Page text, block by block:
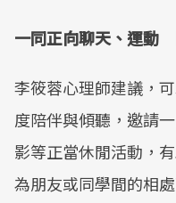
一同正向聊天、運動
李筱蓉心理師建議，
度陪伴與傾聽，邀請
影等正當休閒活動，
為朋友或同學間的相